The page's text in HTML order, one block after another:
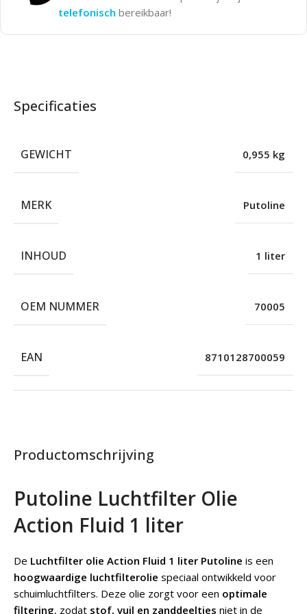
telefonisch bereikbaar!
Productomschrijving
Putoline Luchtfilter Olie
Action Fluid 1 liter
De Luchtfilter olie Action Fluid 1 liter Putoline is een
hoogwaardige luchtfilterolie speciaal ontwikkeld voor
schuimluchtfilters. Deze olie zorgt voor een optimale
filtering, zodat stof, vuil en zanddeeltjes niet in de
Specificaties
GEWICHT 0,955 kg
MERK Putoline
INHOUD 1 liter
OEM NUMMER 70005
EAN 8710128700059